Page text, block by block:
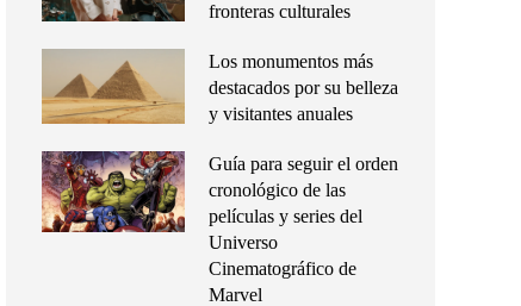
fronteras culturales
Los monumentos más
destacados por su belleza
y visitantes anuales
Guía para seguir el orden
cronológico de las
películas y series del
Universo
Cinematográfico de
Marvel